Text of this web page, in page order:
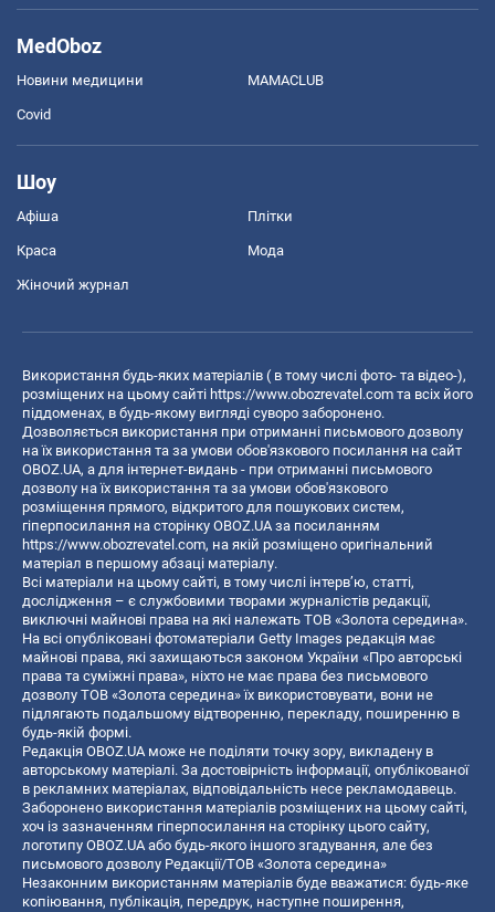
MedOboz
Новини медицини MAMACLUB
Covid
Шоу
Афіша Плітки
Краса Мода
Жіночий журнал
Використання будь-яких матеріалів ( в тому числі фото- та відео-),
розміщених на цьому сайті https://www.obozrevatel.com та всіх його
піддоменах, в будь-якому вигляді суворо заборонено.
Дозволяється використання при отриманні письмового дозволу
на їх використання та за умови обов'язкового посилання на сайт
OBOZ.UA, а для інтернет-видань - при отриманні письмового
дозволу на їх використання та за умови обов'язкового
розміщення прямого, відкритого для пошукових систем,
гіперпосилання на сторінку OBOZ.UA за посиланням
https://www.obozrevatel.com, на якій розміщено оригінальний
матеріал в першому абзаці матеріалу.
Всі матеріали на цьому сайті, в тому числі інтерв’ю, статті,
дослідження – є службовими творами журналістів редакції,
виключні майнові права на які належать ТОВ «Золота середина».
На всі опубліковані фотоматеріали Getty Images редакція має
майнові права, які захищаються законом України «Про авторські
права та суміжні права», ніхто не має права без письмового
дозволу ТОВ «Золота середина» їх використовувати, вони не
підлягають подальшому відтворенню, перекладу, поширенню в
будь-якій формі.
Редакція OBOZ.UA може не поділяти точку зору, викладену в
авторському матеріалі. За достовірність інформації, опублікованої
в рекламних матеріалах, відповідальність несе рекламодавець.
Заборонено використання матеріалів розміщених на цьому сайті,
хоч із зазначенням гіперпосилання на сторінку цього сайту,
логотипу OBOZ.UA або будь-якого іншого згадування, але без
письмового дозволу Редакції/ТОВ «Золота середина»
Незаконним використанням матеріалів буде вважатися: будь-яке
копiювання, публiкацiя, передрук, наступне поширення,